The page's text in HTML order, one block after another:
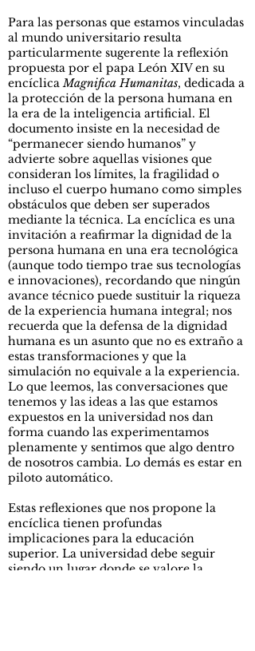
Para las personas que estamos vinculadas
al mundo universitario resulta
particularmente sugerente la reflexión
propuesta por el papa León XIV en su
encíclicaMagnifica Humanitas, dedicada a
la protección de la persona humana en
la era de la inteligencia artificial. El
documento insiste en la necesidad de
“permanecer siendo humanos” y
advierte sobre aquellas visiones que
consideran los límites, la fragilidad o
incluso el cuerpo humano como simples
obstáculos que deben ser superados
mediante la técnica. La encíclica es una
invitación a reafirmar la dignidad de la
persona humana en una era tecnológica
(aunque todo tiempo trae sus tecnologías
e innovaciones), recordando que ningún
avance técnico puede sustituir la riqueza
de la experiencia humana integral; nos
recuerda que la defensa de la dignidad
humana es un asunto que no es extraño a
estas transformaciones y que la
simulación no equivale a la experiencia.
Lo que leemos, las conversaciones que
tenemos y las ideas a las que estamos
expuestos en la universidad nos dan
forma cuando las experimentamos
plenamente y sentimos que algo dentro
de nosotros cambia. Lo demás es estar en
piloto automático.
Estas reflexiones que nos propone la
encíclica tienen profundas
implicaciones para la educación
superior. La universidad debe seguir
siendo un lugar donde se valore la